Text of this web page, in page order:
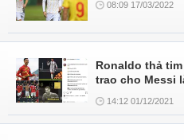
08:09 17/03/2022
Ronaldo thả
trao cho Messi
14:12 01/12/2021